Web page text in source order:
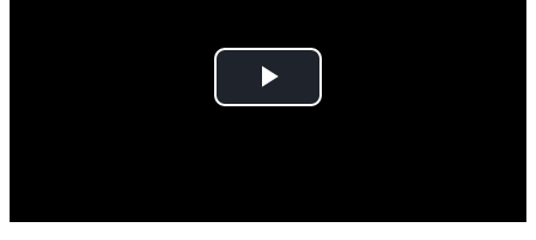
Play